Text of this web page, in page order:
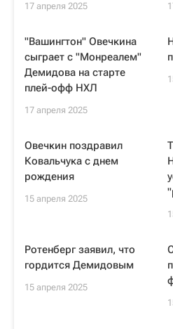
17 апреля 2025
"Вашингтон" Овечкина
сыграет с "Монреалем"
Демидова на старте
плей-офф НХЛ
17 апреля 2025
Овечкин поздравил
Ковальчука с днем
рождения
15 апреля 2025
Ротенберг заявил, что
гордится Демидовым
15 апреля 2025